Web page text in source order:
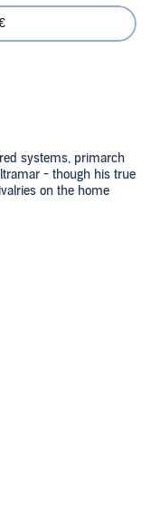
systems, primarch
- though his true
on the home
on Sotha, the Lion's
of the Dreadwing,
victory if he sets
Workshop Limited